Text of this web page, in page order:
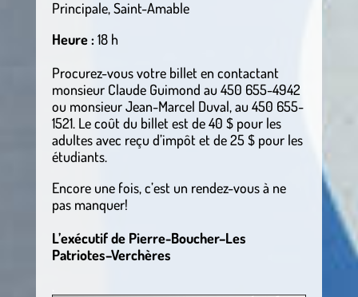
Principale, Saint-Amable
Heure :18 h
Procurez-vous votre billet en contactant
monsieur Claude Guimond au 450 655-4942
ou monsieur Jean-Marcel Duval, au 450 655-
1521. Le coût du billet est de 40 $ pour les
adultes avec reçu d’impôt et de 25 $ pour les
étudiants.
Encore une fois, c’est un rendez-vous à ne
pas manquer!
L’exécutif de Pierre-Boucher–Les
Patriotes–Verchères